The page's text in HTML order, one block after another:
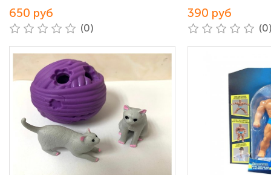
650 руб
(0)
390 руб